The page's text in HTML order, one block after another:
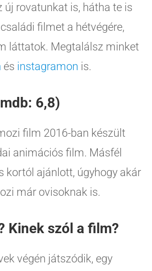
új rovatunkat is, hátha te is
filmet a hétvégére,
láttatok. Megtalálsz minket
és instagramon is.
6,8)
film 2016-ban készült
animációs film. Másfél
kortól ajánlott, úgyhogy akár
már ovisoknak is.
Kinek szól a film?
végén játszódik, egy